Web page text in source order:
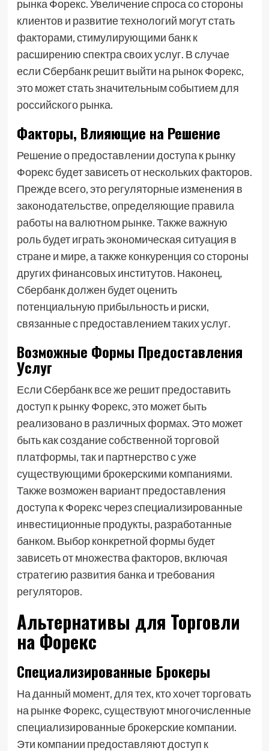
рынка Форекс. Увеличение спроса со стороны
клиентов и развитие технологий могут стать
факторами, стимулирующими банк к
расширению спектра своих услуг. В случае
если Сбербанк решит выйти на рынок Форекс,
это может стать значительным событием для
российского рынка.
Факторы, Влияющие на Решение
Решение о предоставлении доступа к рынку
Форекс будет зависеть от нескольких факторов.
Прежде всего, это регуляторные изменения в
законодательстве, определяющие правила
работы на валютном рынке. Также важную
роль будет играть экономическая ситуация в
стране и мире, а также конкуренция со стороны
других финансовых институтов. Наконец,
Сбербанк должен будет оценить
потенциальную прибыльность и риски,
связанные с предоставлением таких услуг.
Возможные Формы Предоставления
Услуг
Если Сбербанк все же решит предоставить
доступ к рынку Форекс, это может быть
реализовано в различных формах. Это может
быть как создание собственной торговой
платформы, так и партнерство с уже
существующими брокерскими компаниями.
Также возможен вариант предоставления
доступа к Форекс через специализированные
инвестиционные продукты, разработанные
банком. Выбор конкретной формы будет
зависеть от множества факторов, включая
стратегию развития банка и требования
регуляторов.
Альтернативы для Торговли
на Форекс
Специализированные Брокеры
На данный момент, для тех, кто хочет торговать
на рынке Форекс, существуют многочисленные
специализированные брокерские компании.
Эти компании предоставляют доступ к